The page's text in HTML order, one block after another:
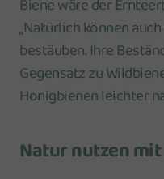
Biene wäre der
„Natürlich können
bestäuben. Ihre
Gegensatz zu
Honigbienen leichter
Natur nutzen